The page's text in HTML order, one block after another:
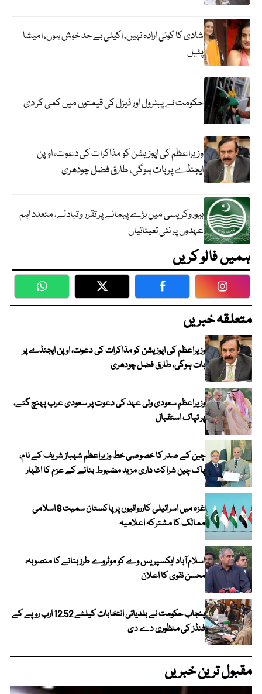
شادی کا کوئی ارادہ نہیں، اکیلی بے حد خوش ہوں، امیشا
پٹیل
حکومت نے پیٹرول اور ڈیزل کی قیمتوں میں کمی کر دی
وزیراعظم کی اپوزیشن کو مذاکرات کی دعوت، اوپن
ایجنڈے پر بات ہوگی، طارق فضل چودھری
بیوروکریسی میں بڑے پیمانے پر تقرر و تبادلے، متعدد اہم
عہدوں پر نئی تعیناتیاں
ہمیں فالو کریں
WhatsApp Twitter Facebook
متعلقہ خبریں
وزیراعظم کی اپوزیشن کو مذاکرات کی دعوت، اوپن ایجنڈے پر
بات ہوگی، طارق فضل چودھری
وزیراعظم سعودی ولی عہد کی دعوت پر سعودی عرب پہنچ گئے،
پر تپاک استقبال
چین کے صدر کا خصوصی خط وزیراعظم شہباز شریف کے نام،
پاک چین شراکت داری مزید مضبوط بنانے کے عزم کا اظہار
غزہ میں اسرائیلی کارروائیوں پر پاکستان سمیت 8 اسلامی
ممالک کا مشترکہ اعلامیہ
اسلام آباد ایکسپریس وے کو موٹروے طرز بنانے کا منصوبہ،
محسن نقوی کا اعلان
پنجاب حکومت نے بلدیاتی انتخابات کیلئے 12.52 ارب روپے کے
فنڈز کی منظوری دے دی
مقبول ترین خبریں